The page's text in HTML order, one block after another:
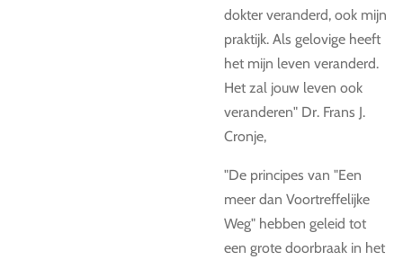
dokter veranderd, ook mijn
praktijk. Als gelovige heeft
het mijn leven veranderd.
Het zal jouw leven ook
veranderen" Dr. Frans J.
Cronje,
"De principes van "Een
meer dan Voortreffelijke
Weg" hebben geleid tot
een grote doorbraak in het